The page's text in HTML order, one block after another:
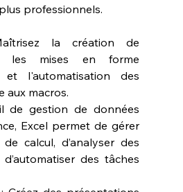
professionnels.
la création de
les mises en forme
et l'automatisation des
aux macros.
de gestion de données
Excel permet de gérer
calcul, d’analyser des
des tâches